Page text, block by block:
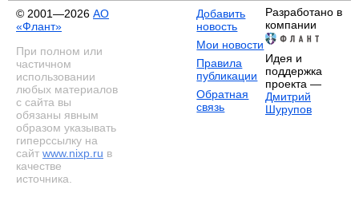
© 2001—2026 АО
«Флант»
При полном или
частичном
использовании
любых материалов
с сайта вы
обязаны явным
образом указывать
гиперссылку на
сайт www.nixp.ru в
качестве
источника.
Добавить
новость
Мои новости
Правила
публикации
Обратная
связь
Разработано в
компании
Идея и
поддержка
проекта —
Дмитрий
Шурупов